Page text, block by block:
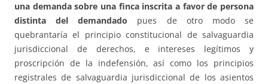
una demanda sobre una finca inscrita a favor de persona
distinta del demandado pues de otro modo se
quebrantaría el principio constitucional de salvaguardia
jurisdiccional de derechos, e intereses legítimos y
proscripción de la indefensión, así como los principios
registrales de salvaguardia jurisdiccional de los asientos